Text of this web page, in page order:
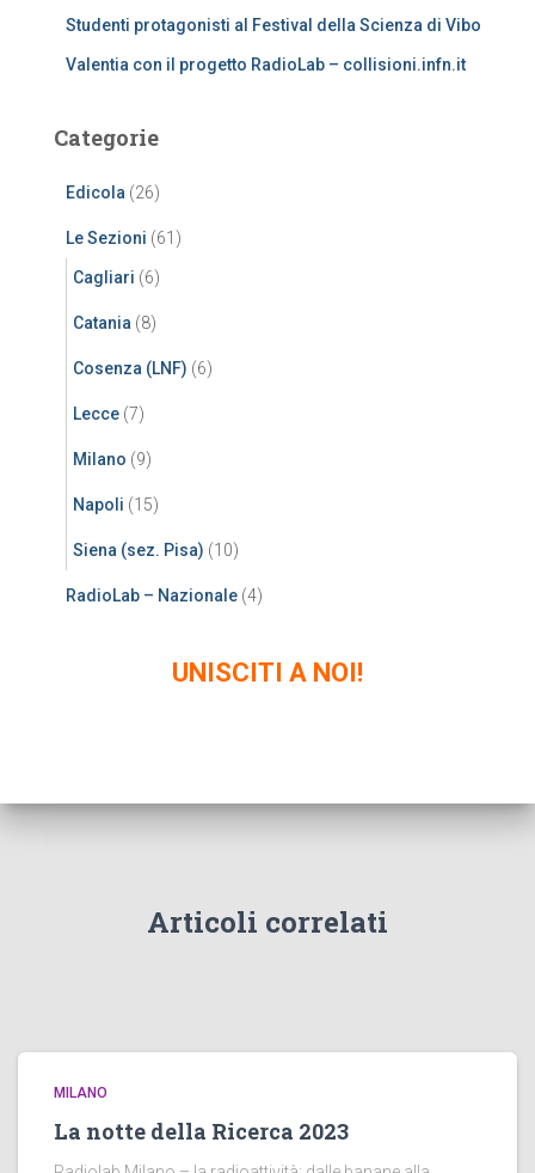
Studenti protagonisti al Festival della Scienza di Vibo
Valentia con il progetto RadioLab – collisioni.infn.it
Categorie
Edicola (26)
Le Sezioni (61)
Cagliari (6)
Catania (8)
Cosenza (LNF) (6)
Lecce (7)
Milano (9)
Napoli (15)
Siena (sez. Pisa) (10)
RadioLab – Nazionale (4)
UNISCITI A NOI!
Articoli correlati
MILANO
La notte della Ricerca 2023